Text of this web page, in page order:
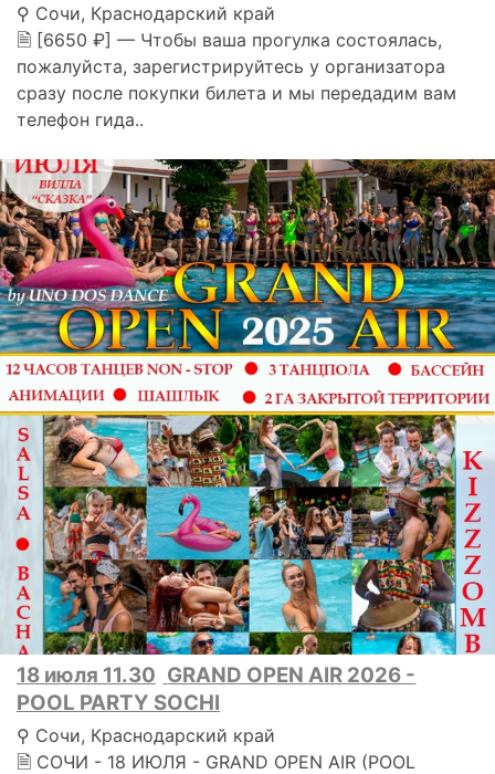
⚲ Сочи, Краснодарский край
🗎 [6650 ₽] — Чтобы ваша прогулка состоялась,
пожалуйста, зарегистрируйтесь у организатора
сразу после покупки билета и мы передадим вам
телефон гида..
18 июля 11.30 GRAND OPEN AIR 2026 -
POOL PARTY SOCHI
⚲ Сочи, Краснодарский край
🗎 СОЧИ - 18 ИЮЛЯ - GRAND OPEN AIR (POOL